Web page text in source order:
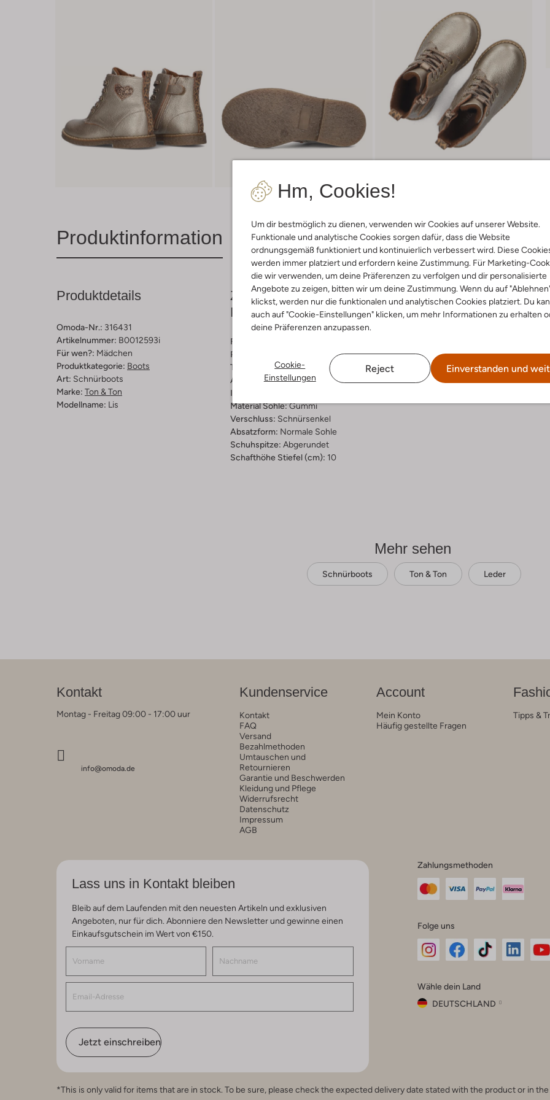
Hm, Cookies!
Um dir bestmöglich zu dienen, verwenden wir Cookies auf unserer Website.
Funktionale und analytische Cookies sorgen dafür, dass die Website
ordnungsgemäß funktioniert und kontinuierlich verbessert wird. Diese
werden immer platziert und erfordern keine Zustimmung. Für Marketing-
die wir verwenden, um deine Präferenzen zu verfolgen und dir personalisierte
Angebote zu zeigen, bitten wir um deine Zustimmung. Wenn du auf
klickst, werden nur die funktionalen und analytischen Cookies platziert. Du
auch auf "Cookie-Einstellungen" klicken, um mehr Informationen zu erhalten
deine Präferenzen anzupassen.
Cookie-
Einstellungen
Reject Einverstanden und
Produktinformation Lieferung & Rückgabe
Produktdetails
Omoda-Nr.: 316431
Artikelnummer: B0012593i
Für wen?: Mädchen
Produktkategorie: Boots
Art: Schnürboots
Marke: Ton & Ton
Modellname: Lis
Zusammensetzung &
Passform
Farbe :
Print:
Trends:
Metallic
Außenmaterial:Leder
Innenmaterial:
Material Sohle:Gummi
Verschluss: Schnürsenkel
Absatzform: Normale Sohle
Schuhspitze: Abgerundet
Schafthöhe Stiefel (cm): 10
Mehr sehen
Schnürboots Ton & Ton Leder
Kontakt
Montag - Freitag 09:00 - 17:00 uur
info@omoda.de
Kundenservice
Kontakt
FAQ
Versand
Bezahlmethoden
Umtauschen und
Retournieren
Garantie und Beschwerden
Kleidung und Pflege
Widerrufsrecht
Datenschutz
Impressum
AGB
Account
Mein Konto
Häufig gestellte Fragen
Tipps &
Lass uns in Kontakt bleiben
Bleib auf dem Laufenden mit den neuesten Artikeln und exklusiven
Angeboten, nur für dich. Abonniere den Newsletter und gewinne einen
Einkaufsgutschein im Wert von €150.
Jetzt einschreiben
Zahlungsmethoden
Folge uns
Instagram
Facebook
TikTok
Wähle dein Land
DEUTSCHLAND
Belgique
*This is only valid for items that are in stock. To be sure, please check the expected delivery date stated with the product or in